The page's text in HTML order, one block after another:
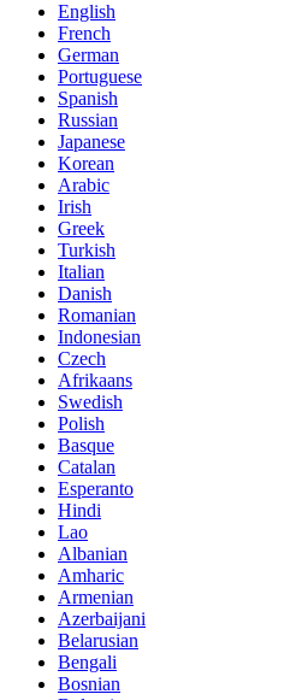
English
French
German
Portuguese
Spanish
Russian
Japanese
Korean
Arabic
Irish
Greek
Turkish
Italian
Danish
Romanian
Indonesian
Czech
Afrikaans
Swedish
Polish
Basque
Catalan
Esperanto
Hindi
Lao
Albanian
Amharic
Armenian
Azerbaijani
Belarusian
Bengali
Bosnian